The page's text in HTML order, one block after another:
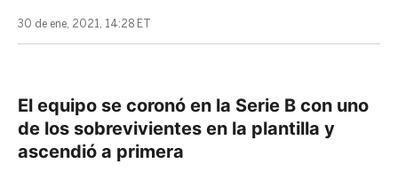
30 de ene, 2021, 14:28 ET
El equipo se coronó en la Serie B con uno
de los sobrevivientes en la plantilla y
ascendió a primera